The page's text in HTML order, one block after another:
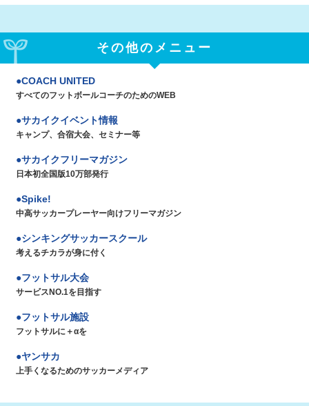
その他のメニュー
COACH UNITED
すべてのフットボールコーチのためのWEB
サカイクイベント情報
キャンプ、合宿大会、セミナー等
サカイクフリーマガジン
日本初全国版10万部発行
Spike!
中高サッカープレーヤー向けフリーマガジン
シンキングサッカースクール
考えるチカラが身に付く
フットサル大会
サービスNO.1を目指す
フットサル施設
フットサルに＋αを
ヤンサカ
上手くなるためのサッカーメディア